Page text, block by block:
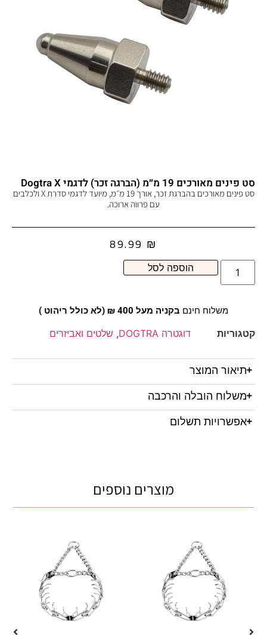
סט פינים מאורכים 19 מ״מ (הברגה זכר) לדגמי Dogtra X
סט פינים מאורכים בהברגת זכר, אורך 19 מ״מ, מיועד לדגמי סדרת X ולכלבים
עם פרווה ארוכה.
89.99 ₪
הוספה לסל
משלוח חינם בקניה מעל 400 ₪ (לא כולל ריהוט )
קטגוריות דוגטרה DOGTRA , שלטים ואביזרים
תיאור המוצר
משלוח הובלה והרכבה
אפשרויות תשלום
מוצרים נוספים